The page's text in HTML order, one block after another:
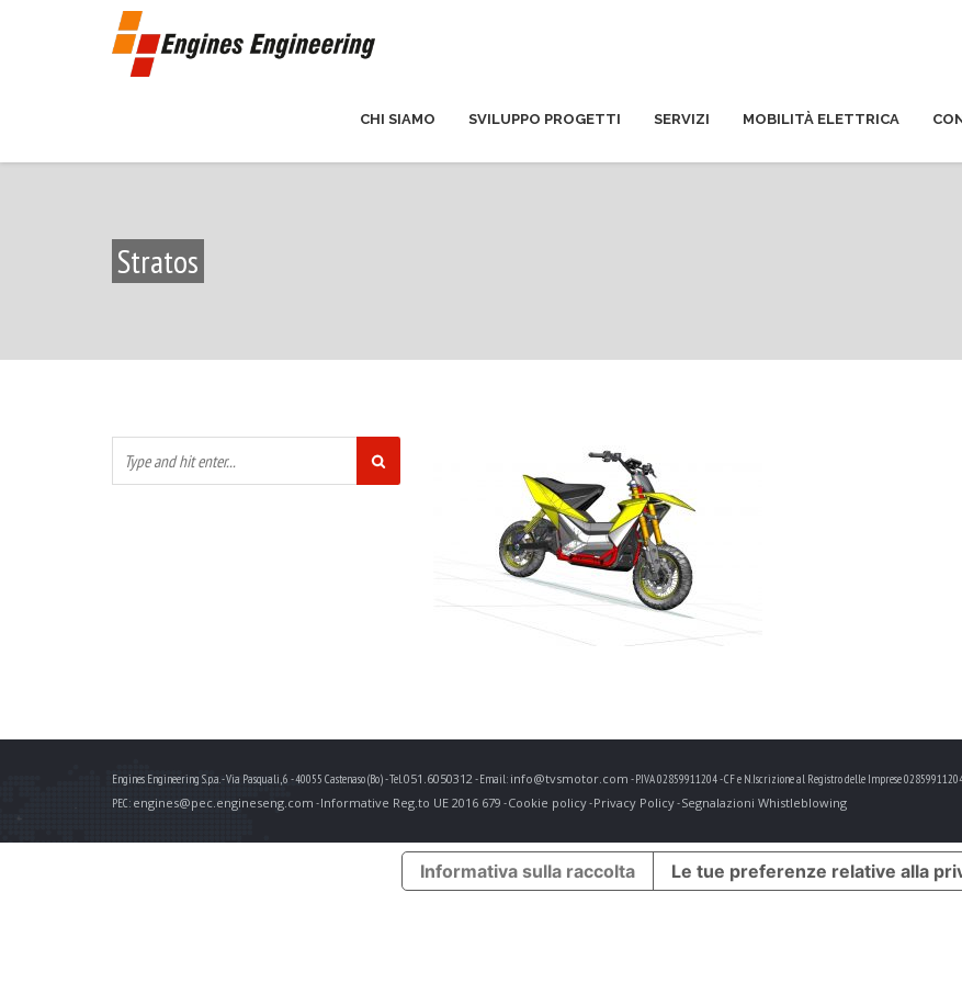
CHI SIAMO SVILUPPO PROGETTI SERVIZI MOBILITÀ ELETTRICA
Stratos
Engines Engineering S.p.a. - Via Pasquali, 6 - 40055 Castenaso (Bo) - Tel.051.6050312- Email: info@tvsmotor.com - P.IVA 02859911204 - CF e N.Iscrizione al Registro delle Imprese
PEC: engines@pec.engineseng.com -Informative Reg.to UE 2016 679 -Cookie policy-Privacy Policy-Segnalazioni Whistleblowing
Informativa sulla raccolta Le tue preferenze relative alla